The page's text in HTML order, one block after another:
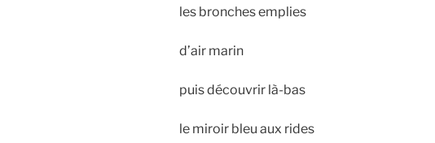
les bronches emplies
d’air marin
puis découvrir là-bas
le miroir bleu aux rides